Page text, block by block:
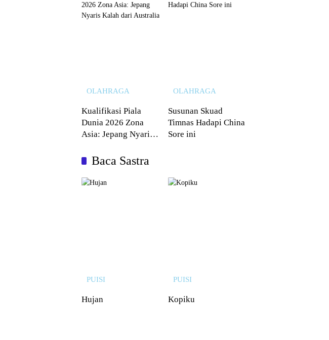
OLAHRAGA
Kualifikasi Piala
Dunia 2026 Zona
Asia: Jepang Nyaris
OLAHRAGA
Susunan Skuad
Timnas Hadapi China
Sore ini
Baca Sastra
PUISI
Hujan
PUISI
Kopiku